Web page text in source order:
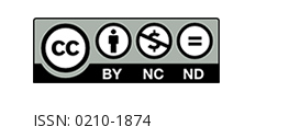
ISSN: 0210-1874